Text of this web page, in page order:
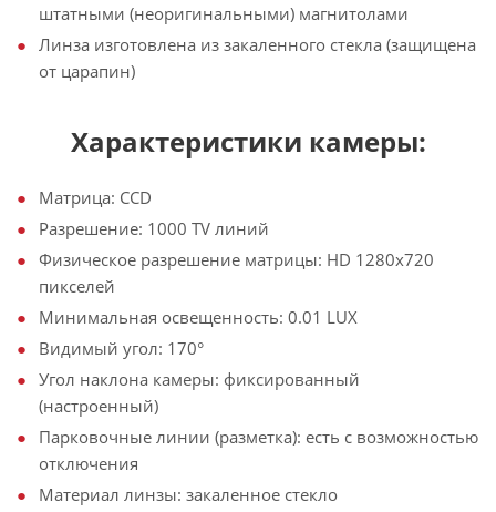
штатными (неоригинальными) магнитолами
Линза изготовлена из закаленного стекла (защищена
от царапин)
Характеристики камеры:
Матрица: CCD
Разрешение: 1000 TV линий
Физическое разрешение матрицы: HD 1280х720
пикселей
Минимальная освещенность: 0.01 LUX
Видимый угол: 170°
Угол наклона камеры: фиксированный
(настроенный)
Парковочные линии (разметка): есть с возможностью
отключения
Материал линзы: закаленное стекло